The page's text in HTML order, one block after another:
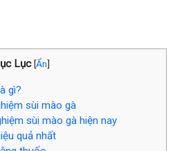
Lục [Ẩn]
gì?
sùi mào gà
sùi mào gà hiện nay
quả nhất